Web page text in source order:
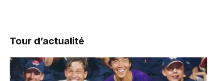
Tour d’actualité